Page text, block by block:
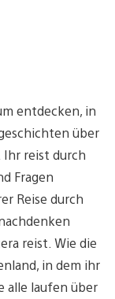
entdecken, in
über
Ihr reist durch
Fragen
Reise durch
reist. Wie die
in dem ihr
alle laufen über